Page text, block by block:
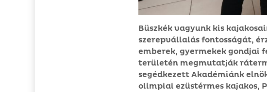
Büszkék vagyunk kis
szerepvállalás fontosságát,
emberek, gyermekek gondjai
területén megmutatják
segédkezett Akadémiánk
olimpiai ezüstérmes kajakos,